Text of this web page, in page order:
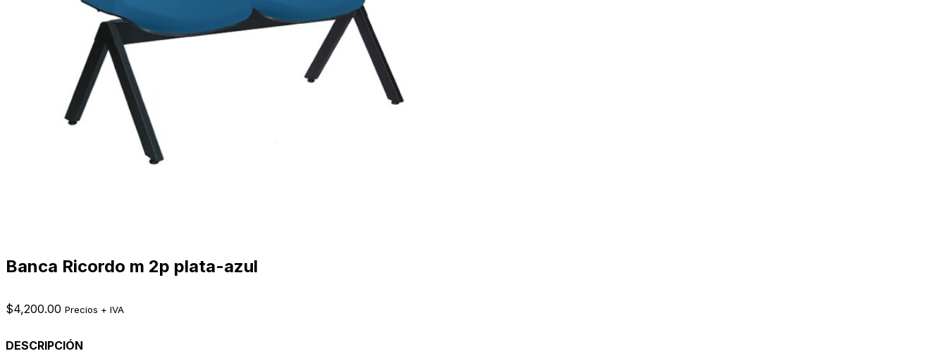
Banca Ricordo m 2p plata-azul
$4,200.00 Precios + IVA
DESCRIPCIÓN